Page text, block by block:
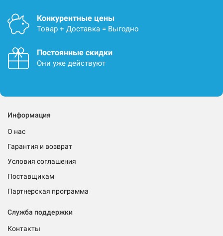
Конкурентные цены
Товар + Доставка = Выгодно
Постоянные скидки
Они уже действуют
Информация
О нас
Гарантия и возврат
Условия соглашения
Поставщикам
Партнерская программа
Служба поддержки
Контакты